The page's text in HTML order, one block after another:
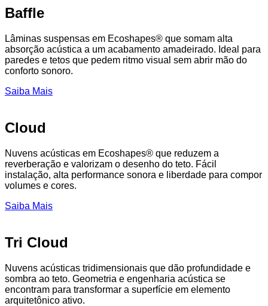
Baffle
Lâminas suspensas em Ecoshapes® que somam alta
absorção acústica a um acabamento amadeirado. Ideal para
paredes e tetos que pedem ritmo visual sem abrir mão do
conforto sonoro.
Saiba Mais
Cloud
Nuvens acústicas em Ecoshapes® que reduzem a
reverberação e valorizam o desenho do teto. Fácil
instalação, alta performance sonora e liberdade para compor
volumes e cores.
Saiba Mais
Tri Cloud
Nuvens acústicas tridimensionais que dão profundidade e
sombra ao teto. Geometria e engenharia acústica se
encontram para transformar a superfície em elemento
arquitetônico ativo.